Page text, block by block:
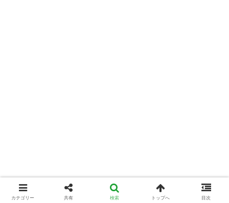
カテゴリー 共有 検索 トップへ 目次